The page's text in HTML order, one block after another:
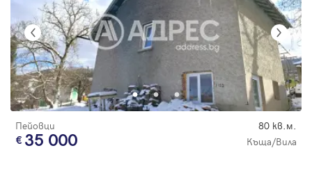
Пейовци 80 кв.м.
35 000 Къща/Вила